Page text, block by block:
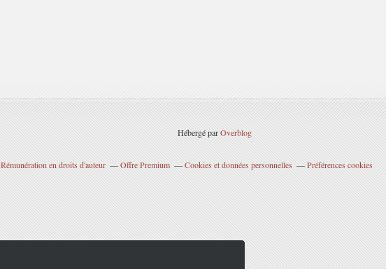
Hébergé parOverblog
Rémunération en droits d'auteur Offre Premium Cookies et données personnelles Préférences cookies